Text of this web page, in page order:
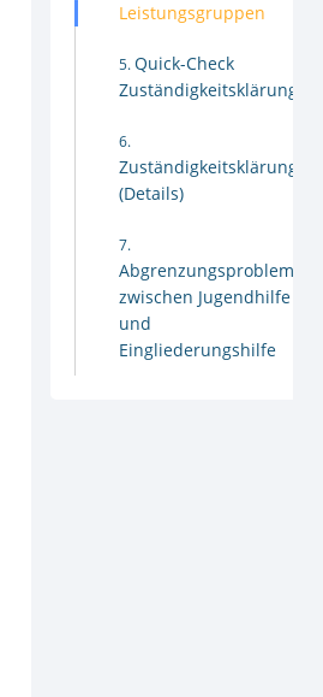
Leistungsgruppen
Quick-Check
Zuständigkeitsklärung
Zuständigkeitsklärung
(Details)
Abgrenzungsprobleme
zwischen Jugendhilfe
und
Eingliederungshilfe